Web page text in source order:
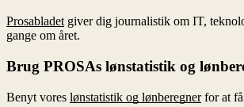
Prosabladetgiver dig journalistik om IT,
gange om året.
Brug PROSAs lønstatistik og
Benyt vores lønstatistik og lønberegnerfor at få